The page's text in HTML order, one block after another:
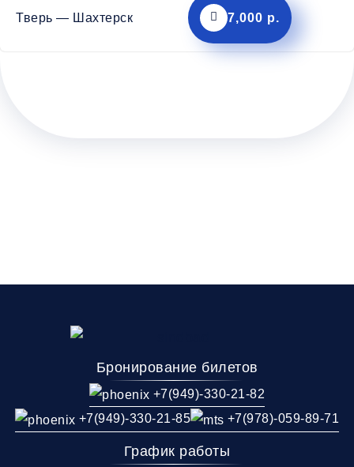
Тверь — Шахтерск 7,000 р.
Бронирование билетов
+7(949)-330-21-82
+7(949)-330-21-85
+7(978)-059-89-71
График работы